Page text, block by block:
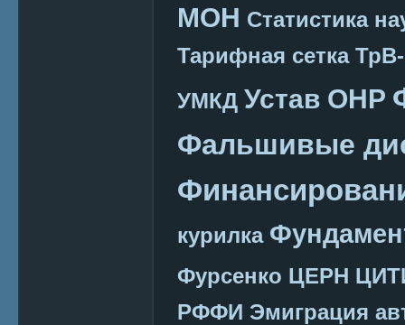
МОН Статистика
Тарифная сетка
УМКД Устав ОНР
Фальшивые
курилка
Фурсенко ЦЕРН
РФФИ Эмиграция